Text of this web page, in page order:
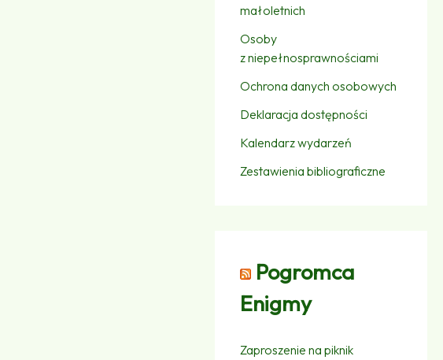
małoletnich
Osoby
z niepełnosprawnościami
Ochrona danych osobowych
Deklaracja dostępności
Kalendarz wydarzeń
Zestawienia bibliograficzne
Pogromca
Enigmy
Zaproszenie na piknik